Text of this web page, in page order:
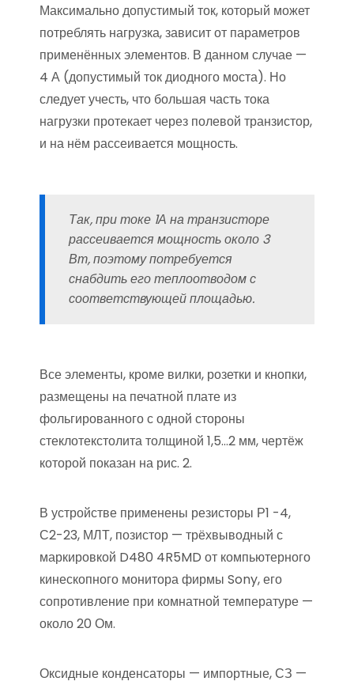
Максимально допустимый ток, который может
потреблять нагрузка, зависит от параметров
применённых элементов. В данном случае —
4 А (допустимый ток диодного моста). Но
следует учесть, что большая часть тока
нагрузки протекает через полевой транзистор,
и на нём рассеивается мощность.
Так, при токе 1А на транзисторе
рассеивается мощность около 3
Вт, поэтому потребуется
снабдить его теплоотводом с
соответствующей площадью.
Все элементы, кроме вилки, розетки и кнопки,
размещены на печатной плате из
фольгированного с одной стороны
стеклотекстолита толщиной 1,5…2 мм, чертёж
которой показан на рис. 2.
В устройстве применены резисторы Р1 -4,
С2-23, МЛТ, позистор — трёхвыводный с
маркировкой D480 4R5MD от компьютерного
кинескопного монитора фирмы Sony, его
сопротивление при комнатной температуре —
около 20 Ом.
Оксидные конденсаторы — импортные, СЗ —